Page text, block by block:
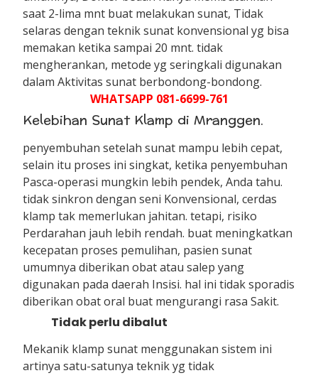
saat 2-lima mnt buat melakukan sunat, Tidak
selaras dengan teknik sunat konvensional yg bisa
memakan ketika sampai 20 mnt. tidak
mengherankan, metode yg seringkali digunakan
dalam Aktivitas sunat berbondong-bondong.
WHATSAPP 081-6699-761
Kelebihan Sunat Klamp di Mranggen.
penyembuhan setelah sunat mampu lebih cepat,
selain itu proses ini singkat, ketika penyembuhan
Pasca-operasi mungkin lebih pendek, Anda tahu.
tidak sinkron dengan seni Konvensional, cerdas
klamp tak memerlukan jahitan. tetapi, risiko
Perdarahan jauh lebih rendah. buat meningkatkan
kecepatan proses pemulihan, pasien sunat
umumnya diberikan obat atau salep yang
digunakan pada daerah Insisi. hal ini tidak sporadis
diberikan obat oral buat mengurangi rasa Sakit.
Tidak perlu dibalut
Mekanik klamp sunat menggunakan sistem ini
artinya satu-satunya teknik yg tidak